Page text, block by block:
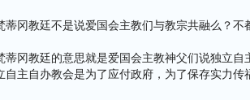
蒂冈教廷不是说爱国会主教们与教宗共融么？不
蒂冈教廷的意思就是爱国会主教神父们说独立
自主自办教会是为了应付政府，为了保存实力传